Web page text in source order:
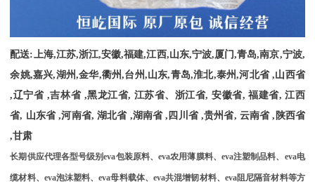
配送:上海,江苏,浙江,安徽,福建,江西,山东,宁波,厦门,青岛,南京,宁波,
余姚,嘉兴,湖州,金华,衢州,台州,山东,青岛,淮北,泰州,河北省 ,山西省
,辽宁省 ,吉林省 ,黑龙江省, 江苏省、浙江省, 安徽省, 福建省, 江西
省, 山东省 ,河南省, 湖北省 ,湖南省 , 四川省 ,贵州省, 云南省 , 陕西省
,甘肃
长期供应代理各型号级别eva包装原料、eva农用薄膜料、 eva注塑制品料、 eva电
缆材料、 eva泡沫塑料、eva母料载体、eva共混增韧材料、 eva阻尼隔音材料等方